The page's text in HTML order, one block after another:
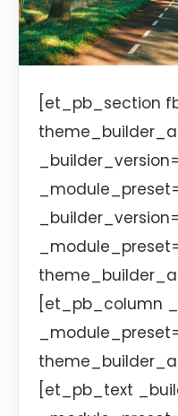
[et_pb_section
[et_pb_column
[et_pb_text